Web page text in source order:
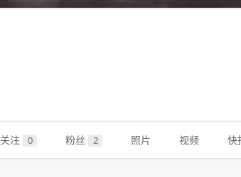
关注 0 粉丝 2 照片 视频 快